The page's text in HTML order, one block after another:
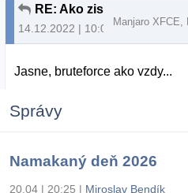
RE: Ako zistiť heslo
14.12.2022 | 10:00
Manjaro XFCE,
Jasne, bruteforce ako vzdy...
Správy
Namakaný deň 2026
20.04 | 20:25 | Miroslav Bendík